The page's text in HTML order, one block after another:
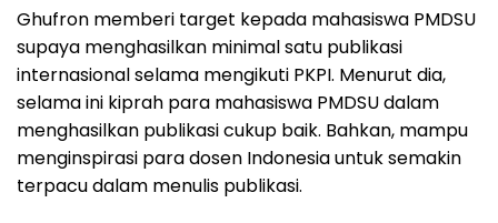
Ghufron memberi target kepada mahasiswa PMDSU
supaya menghasilkan minimal satu publikasi
internasional selama mengikuti PKPI. Menurut dia,
selama ini kiprah para mahasiswa PMDSU dalam
menghasilkan publikasi cukup baik. Bahkan, mampu
menginspirasi para dosen Indonesia untuk semakin
terpacu dalam menulis publikasi.